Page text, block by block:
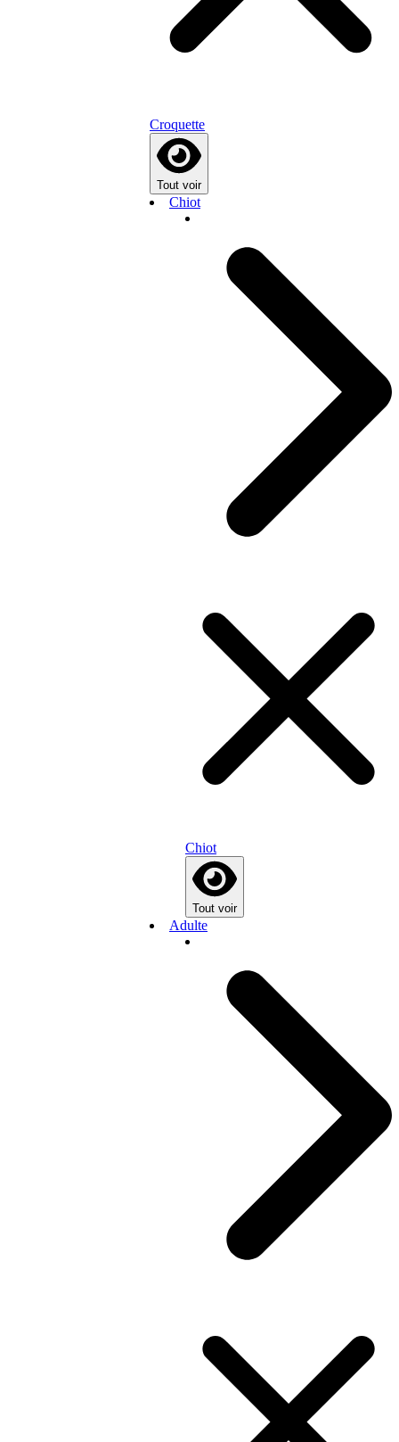
Croquette
Tout voir
Chiot
Chiot
Tout voir
Adulte